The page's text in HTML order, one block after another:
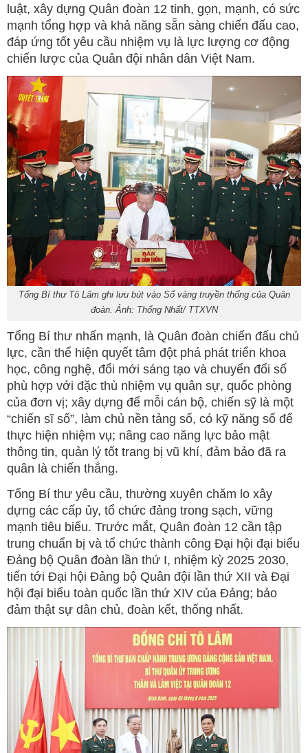
luật, xây dựng Quân đoàn 12 tinh, gọn, mạnh, có sức
mạnh tổng hợp và khả năng sẵn sàng chiến đấu cao,
đáp ứng tốt yêu cầu nhiệm vụ là lực lượng cơ động
chiến lược của Quân đội nhân dân Việt Nam.
Tổng Bí thư Tô Lâm ghi lưu bút vào Sổ vàng truyền thống của Quân
đoàn. Ảnh: Thống Nhất/ TTXVN
Tổng Bí thư nhấn mạnh, là Quân đoàn chiến đấu chủ
lực, cần thể hiện quyết tâm đột phá phát triển khoa
học, công nghệ, đổi mới sáng tạo và chuyển đổi số
phù hợp với đặc thù nhiệm vụ quân sự, quốc phòng
của đơn vị; xây dựng để mỗi cán bộ, chiến sỹ là một
“chiến sĩ số”, làm chủ nền tảng số, có kỹ năng số để
thực hiện nhiệm vụ; nâng cao năng lực bảo mật
thông tin, quản lý tốt trang bị vũ khí, đảm bảo đã ra
quân là chiến thắng.
Tổng Bí thư yêu cầu, thường xuyên chăm lo xây
dựng các cấp ủy, tổ chức đảng trong sạch, vững
mạnh tiêu biểu. Trước mắt, Quân đoàn 12 cần tập
trung chuẩn bị và tổ chức thành công Đại hội đại biểu
Đảng bộ Quân đoàn lần thứ I, nhiệm kỳ 2025 2030,
tiến tới Đại hội Đảng bộ Quân đội lần thứ XII và Đại
hội đại biểu toàn quốc lần thứ XIV của Đảng; bảo
đảm thật sự dân chủ, đoàn kết, thống nhất.